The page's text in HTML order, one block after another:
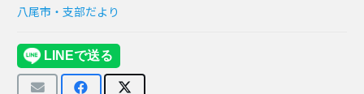
八尾市・支部だより